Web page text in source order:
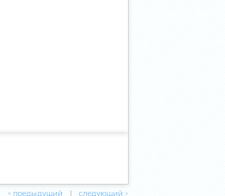
< предыдущий | следующий >